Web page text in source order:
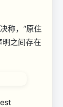
称，“原住
之间存在